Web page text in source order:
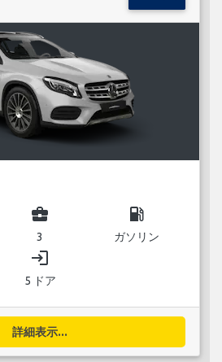
business_center
3
local_gas_station
ガソリン
login
5 ドア
詳細表示...